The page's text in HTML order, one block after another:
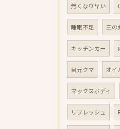
無くなり早い
睡眠不足 三の
キッチンカー
目元クマ オイ
マックスボディ
リフレッシュ